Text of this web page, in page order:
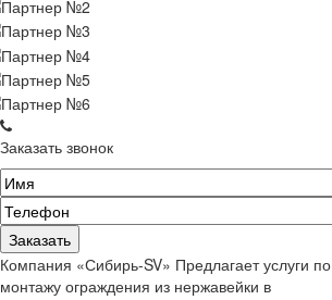
Заказать звонок
Компания «Сибирь-SV» Предлагает услуги по
монтажу ограждения из нержавейки в